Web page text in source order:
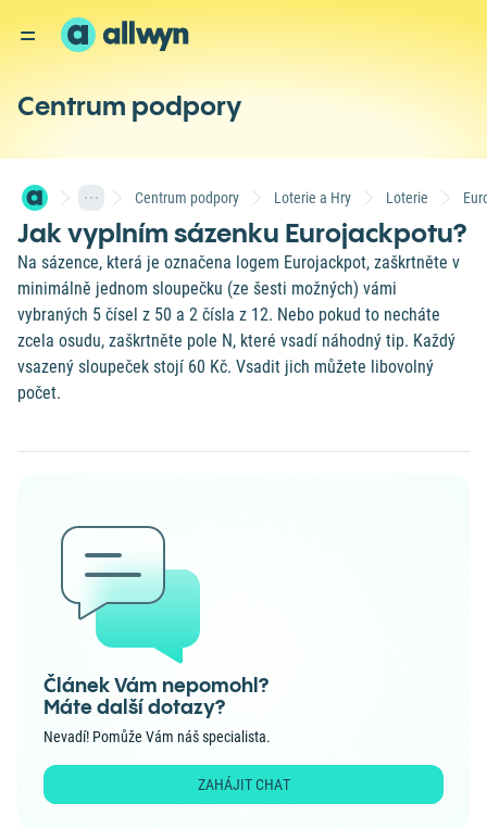
Centrum podpory
Centrum podpory Loterie a Hry Loterie
Jak vyplním sázenku Eurojackpotu?
Na sázence, která je označena logem Eurojackpot, zaškrtněte v
minimálně jednom sloupečku (ze šesti možných) vámi
vybraných 5 čísel z 50 a 2 čísla z 12. Nebo pokud to necháte
zcela osudu, zaškrtněte pole N, které vsadí náhodný tip. Každý
vsazený sloupeček stojí 60 Kč. Vsadit jich můžete libovolný
počet.
Článek Vám nepomohl?
Máte další dotazy?
Nevadí! Pomůže Vám náš specialista.
ZAHÁJIT CHAT